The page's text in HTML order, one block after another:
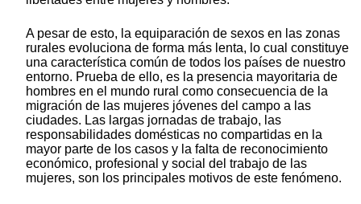
A pesar de esto, la equiparación de sexos en las zonas
rurales evoluciona de forma más lenta, lo cual constituye
una característica común de todos los países de nuestro
entorno. Prueba de ello, es la presencia mayoritaria de
hombres en el mundo rural como consecuencia de la
migración de las mujeres jóvenes del campo a las
ciudades. Las largas jornadas de trabajo, las
responsabilidades domésticas no compartidas en la
mayor parte de los casos y la falta de reconocimiento
económico, profesional y social del trabajo de las
mujeres, son los principales motivos de este fenómeno.